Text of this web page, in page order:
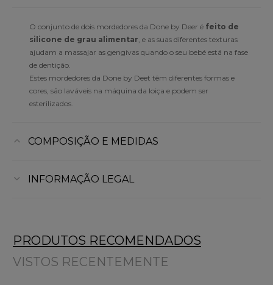
O conjunto de dois mordedores da Done by Deer é feito de
silicone de grau alimentar , e as suas diferentes texturas
ajudam a massajar as gengivas quando o seu bebé está na fase
de dentição.
Estes mordedores da Done by Deet têm diferentes formas e
cores, são laváveis na máquina da loiça e podem ser
esterilizados.
COMPOSIÇÃO E MEDIDAS
INFORMAÇÃO LEGAL
PRODUTOS RECOMENDADOS
VISTOS RECENTEMENTE